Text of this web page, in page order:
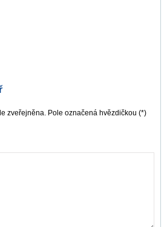
zveřejněna. Pole označená hvězdičkou (*)